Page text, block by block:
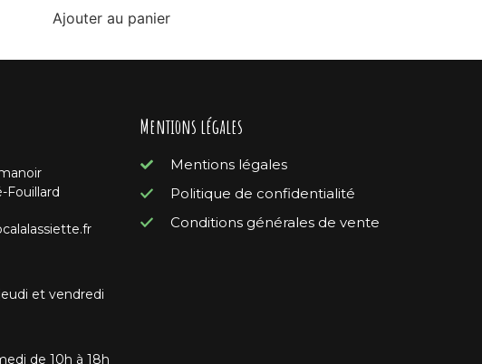
Ajouter au panier
Fouillard
et vendredi
de 10h à 18h
Mentions légales
Mentions légales
Politique de confidentialité
Conditions générales de vente